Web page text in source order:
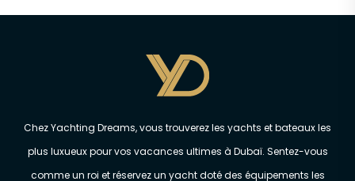
Chez Yachting Dreams, vous trouverez les yachts et bateaux les
plus luxueux pour vos vacances ultimes à Dubaï. Sentez-vous
comme un roi et réservez un yacht doté des équipements les